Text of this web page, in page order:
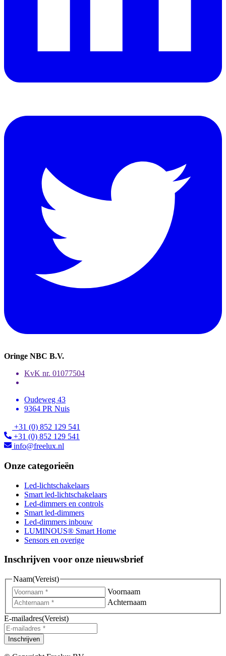
Oringe NBC B.V.
KvK nr. 01077504
Oudeweg 43
9364 PR Nuis
+31 (0) 852 129 541
+31 (0) 852 129 541
info@freelux.nl
Onze categorieën
Led-lichtschakelaars
Smart led-lichtschakelaars
Led-dimmers en controls
Smart led-dimmers
Led-dimmers inbouw
LUMINOUS® Smart Home
Sensors en overige
Inschrijven voor onze nieuwsbrief
Naam(Vereist)
Voornaam
Achternaam
E-mailadres(Vereist)
Inschrijven